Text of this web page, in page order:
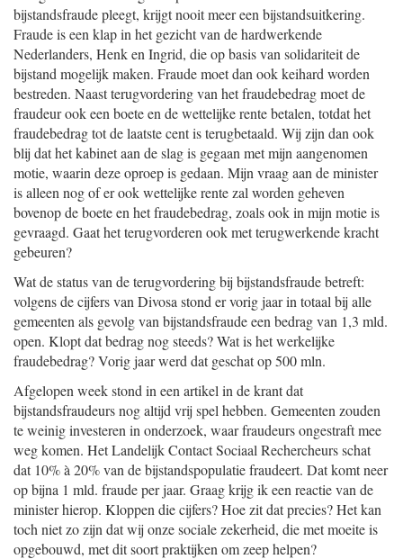
bijstandsfraude pleegt, krijgt nooit meer een bijstandsuitkering.
Fraude is een klap in het gezicht van de hardwerkende
Nederlanders, Henk en Ingrid, die op basis van solidariteit de
bijstand mogelijk maken. Fraude moet dan ook keihard worden
bestreden. Naast terugvordering van het fraudebedrag moet de
fraudeur ook een boete en de wettelijke rente betalen, totdat het
fraudebedrag tot de laatste cent is terugbetaald. Wij zijn dan ook
blij dat het kabinet aan de slag is gegaan met mijn aangenomen
motie, waarin deze oproep is gedaan. Mijn vraag aan de minister
is alleen nog of er ook wettelijke rente zal worden geheven
bovenop de boete en het fraudebedrag, zoals ook in mijn motie is
gevraagd. Gaat het terugvorderen ook met terugwerkende kracht
gebeuren?
Wat de status van de terugvordering bij bijstandsfraude betreft:
volgens de cijfers van Divosa stond er vorig jaar in totaal bij alle
gemeenten als gevolg van bijstandsfraude een bedrag van 1,3 mld.
open. Klopt dat bedrag nog steeds? Wat is het werkelijke
fraudebedrag? Vorig jaar werd dat geschat op 500 mln.
Afgelopen week stond in een artikel in de krant dat
bijstandsfraudeurs nog altijd vrij spel hebben. Gemeenten zouden
te weinig investeren in onderzoek, waar fraudeurs ongestraft mee
weg komen. Het Landelijk Contact Sociaal Rechercheurs schat
dat 10% à 20% van de bijstandspopulatie fraudeert. Dat komt neer
op bijna 1 mld. fraude per jaar. Graag krijg ik een reactie van de
minister hierop. Kloppen die cijfers? Hoe zit dat precies? Het kan
toch niet zo zijn dat wij onze sociale zekerheid, die met moeite is
opgebouwd, met dit soort praktijken om zeep helpen?